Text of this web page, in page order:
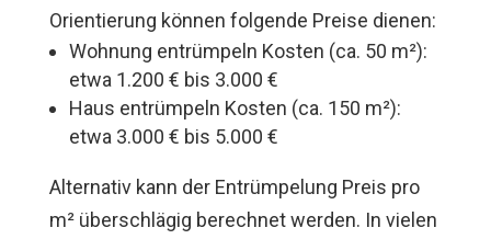
Orientierung können folgende Preise dienen:
Wohnung entrümpeln Kosten (ca. 50 m²):
etwa 1.200 € bis 3.000 €
Haus entrümpeln Kosten (ca. 150 m²):
etwa 3.000 € bis 5.000 €
Alternativ kann der Entrümpelung Preis pro
m² überschlägig berechnet werden. In vielen